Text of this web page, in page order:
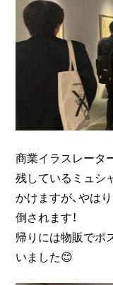
商業イラスレータ
残しているミュシ
かけますが、やは
倒されます！
帰りには物販でポ
いました😊